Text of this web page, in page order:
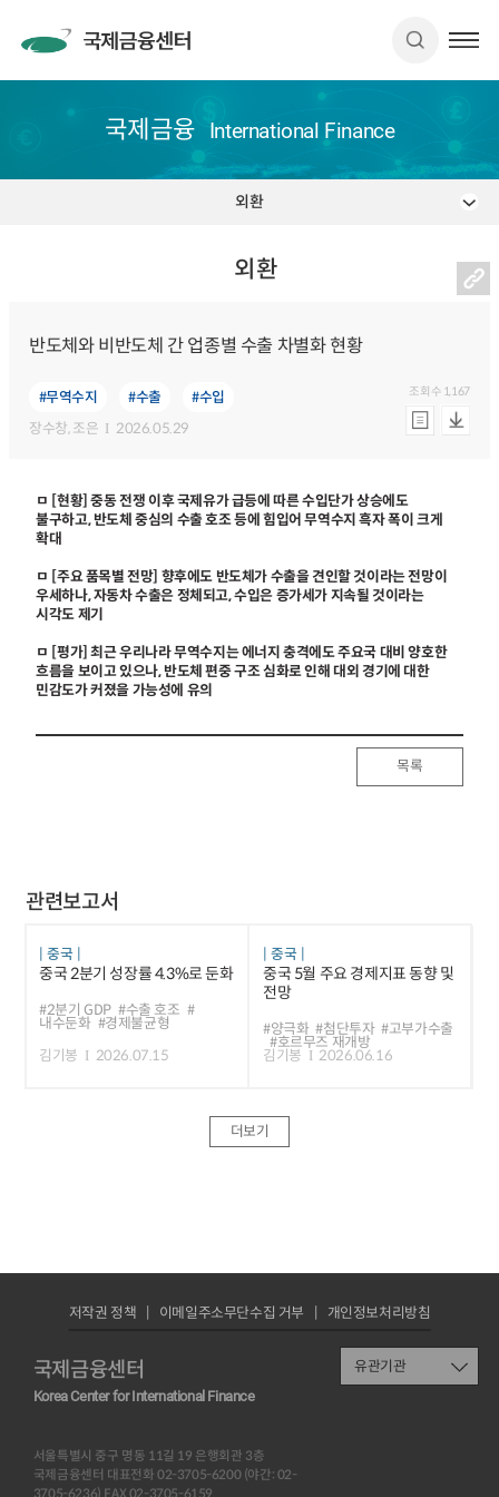
국제금융 International Finance
외환
외환
반도체와 비반도체 간 업종별 수출 차별화 현황
#무역수지 #수출
#수입
장수창, 조은 2026.05.29
조회수 1,167
ㅁ [현황] 중동 전쟁 이후 국제유가 급등에 따른 수입단가 상승에도
불구하고, 반도체 중심의 수출 호조 등에 힘입어 무역수지 흑자 폭이 크게
확대
ㅁ [주요 품목별 전망] 향후에도 반도체가 수출을 견인할 것이라는 전망이
우세하나, 자동차 수출은 정체되고, 수입은 증가세가 지속될 것이라는
시각도 제기
ㅁ [평가] 최근 우리나라 무역수지는 에너지 충격에도 주요국 대비 양호한
흐름을 보이고 있으나, 반도체 편중 구조 심화로 인해 대외 경기에 대한
민감도가 커졌을 가능성에 유의
목록
관련보고서
중국
중국 2분기 성장률 4.3%로 둔화
#2분기 GDP #수출 호조 #
내수둔화 #경제불균형
김기봉
2026.07.15
중국
중국 5월 주요 경제지표 동향 및
전망
#양극화 #첨단투자 #고부가수출
#호르무즈 재개방
김기봉 2026.06.16
더보기
국제금융센터
Korea Center for International Finance
서울특별시 중구 명동 11길 19 은행회관 3층
국제금융센터 대표전화 02-3705-6200 (야간: 02-
3705-6236) FAX 02-3705-6159
저작권 정책 이메일주소무단수집 거부 개인정보처리방침
유관기관